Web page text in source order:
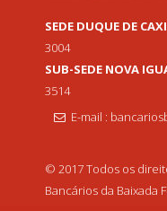
SEDE DUQUE DE
3004
SUB-SEDE NOVA
3514
E-mail :
© 2017 Todos os
Bancários da Baixada